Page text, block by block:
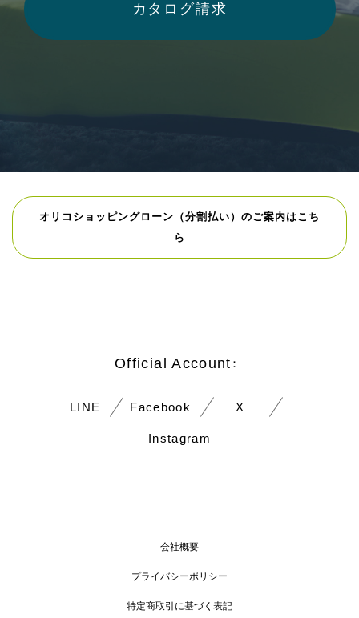
カタログ請求
オリコショッピングローン（分割払い）のご案内はこち
ら
Official Account：
LINE Facebook X
Instagram
会社概要
プライバシーポリシー
特定商取引に基づく表記